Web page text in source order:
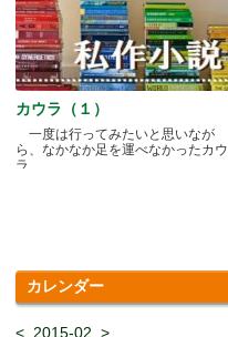
カウラ（１）
一度は行ってみたいと思いなが
ら、なかなか足を運べなかったカウ
ラ.....
カレンダー
< 2015-02 >